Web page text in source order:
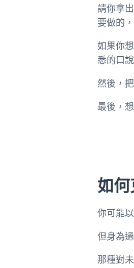
請你拿
要做的
如果你
悉的口
然後，
最後，
如何
你可能
但身為
那種對